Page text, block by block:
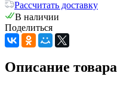
Рассчитать доставку
В наличии
Поделиться
Описание товара